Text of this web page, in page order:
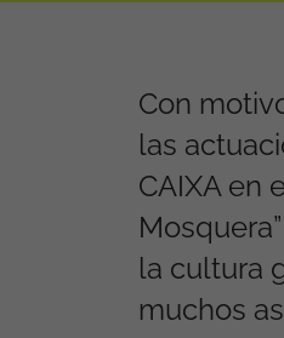
Con
las
CAIXA en
la cultura
muchos